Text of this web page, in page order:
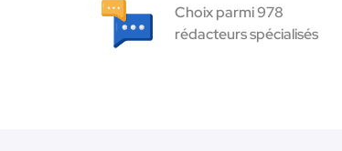
Choix parmi 978
rédacteurs spécialisés